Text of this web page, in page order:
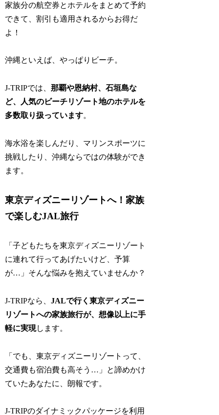
家族分の航空券とホテルをまとめて予約
できて、割引も適用されるからお得だ
よ！
沖縄といえば、やっぱりビーチ。
J-TRIPでは、那覇や恩納村、石垣島な
ど、人気のビーチリゾート地のホテルを
多数取り扱っています。
海水浴を楽しんだり、マリンスポーツに
挑戦したり、沖縄ならではの体験ができ
ます。
東京ディズニーリゾートへ！家族
で楽しむJAL旅行
「子どもたちを東京ディズニーリゾート
に連れて行ってあげたいけど、予算
が…」そんな悩みを抱えていませんか？
J-TRIPなら、JALで行く東京ディズニー
リゾートへの家族旅行が、想像以上に手
軽に実現します。
「でも、東京ディズニーリゾートって、
交通費も宿泊費も高そう…」と諦めかけ
ていたあなたに、朗報です。
J-TRIPのダイナミックパッケージを利用